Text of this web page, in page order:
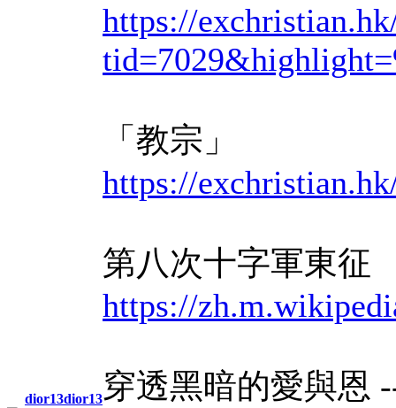
dior13dior13
https://
「教宗」
https://
第八次十字軍東征
https://
穿透黑暗的愛與恩